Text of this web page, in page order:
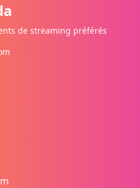
de streaming préférés